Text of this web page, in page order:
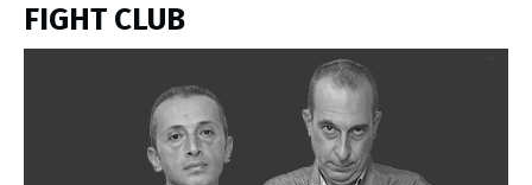
FIGHT CLUB